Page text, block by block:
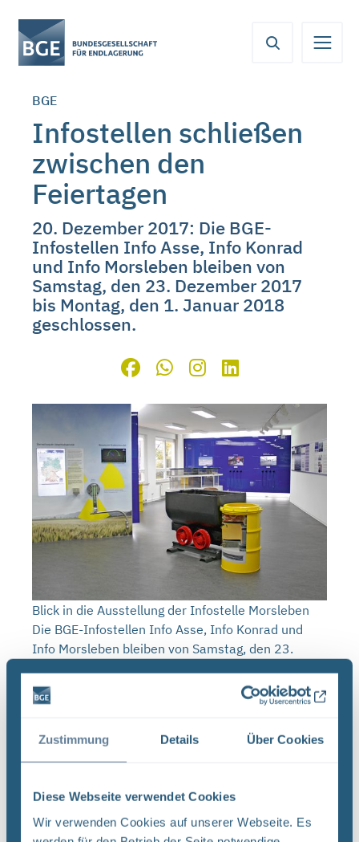
Zustimmung Details Über Cookies
Diese Webseite verwendet Cookies
Wir verwenden Cookies auf unserer Webseite. Es
aus
folgenden
springen:
Inhaltsbereich
Navigation
Metamenü
Servicemenü
BGE
Infostellen schließen
zwischen den
Feiertagen
20. Dezember 2017: Die BGE-
Infostellen Info Asse, Info Konrad
und Info Morsleben bleiben von
Samstag, den 23. Dezember 2017
bis Montag, den 1. Januar 2018
geschlossen.
Blick in die Ausstellung der Infostelle Morsleben
Die BGE-Infostellen Info Asse, Info Konrad und
Info Morsleben bleiben von Samstag, den 23.
geschlossen.
wieder zu den gewohnten Öffnungszeiten.
wünschen allen frohe Feiertage und einen guten
Start ins neue Jahr!